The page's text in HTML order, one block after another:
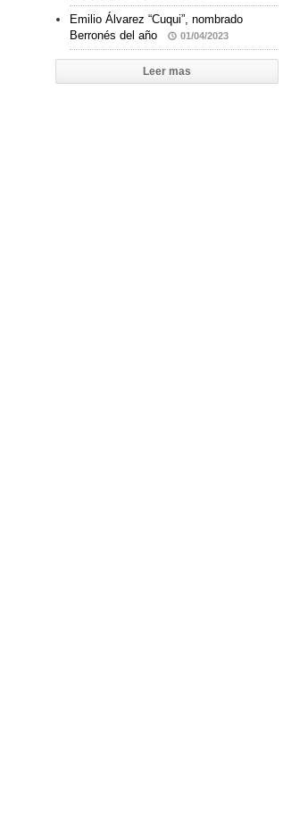
Emilio Álvarez “Cuqui”, nombrado
Berronés del año
01/04/2023
Leer mas